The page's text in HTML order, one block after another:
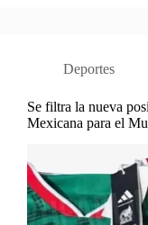
Deportes
Se filtra la nueva
Mexicana para el